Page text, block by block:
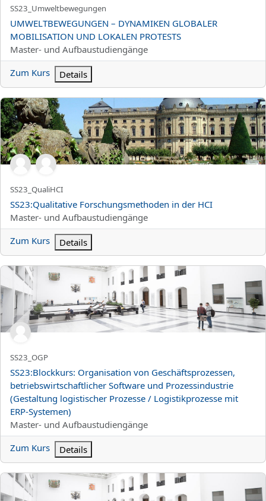
Kurzer Kursname
SS23_Umweltbewegungen
Kursname
UMWELTBEWEGUNGEN – DYNAMIKEN GLOBALER
MOBILISATION UND LOKALEN PROTESTS
Kursbereich
Master- und Aufbaustudiengänge
Zum Kurs
Details
SS23:Qualitative Forschungsmethoden in der HCI
Kurzer Kursname
SS23_QualiHCI
Kursname
SS23:Qualitative Forschungsmethoden in der HCI
Kursbereich
Master- und Aufbaustudiengänge
Zum Kurs
Details
SS23:Blockkurs: Organisation von Geschäftsprozessen,
Kurzer Kursname
SS23_OGP
Kursname
SS23:Blockkurs: Organisation von Geschäftsprozessen,
betriebswirtschaftlicher Software und Prozessindustrie
(Gestaltung logistischer Prozesse / Logistikprozesse mit
ERP-Systemen)
Kursbereich
Master- und Aufbaustudiengänge
Zum Kurs
Details
SS23:Analytical Information Systems (Business Intelligence)